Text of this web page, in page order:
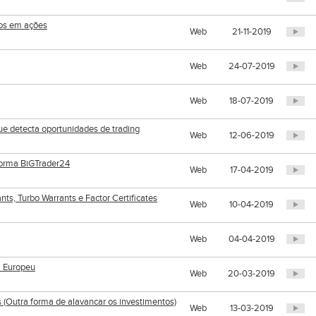
em ações
Web 21-11-2019
Web 24-07-2019
Web 18-07-2019
detecta oportunidades de trading
Web 12-06-2019
BiGTrader24
Web 17-04-2019
Turbo Warrants e Factor Certificates
Web 10-04-2019
Web 04-04-2019
Europeu
Web 20-03-2019
forma de alavancar os investimentos)
Web 13-03-2019